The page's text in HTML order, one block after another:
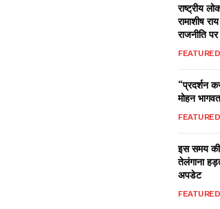
राष्ट्रीय
रामाशीष
राजनीति
FEATURED
“प्रदर्शन
मोहन
FEATURED
इस समय
तेलंगाना
अपडेट
FEATURED